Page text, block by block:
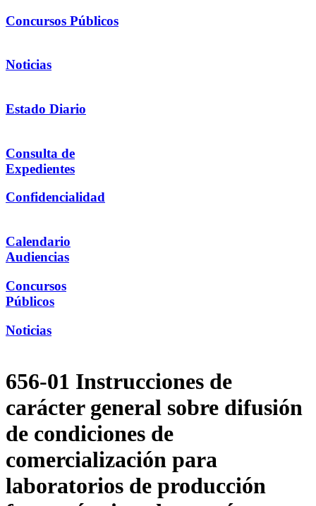
Concursos Públicos
Noticias
Estado Diario
Consulta de
Expedientes
Confidencialidad
Calendario
Audiencias
Concursos
Públicos
Noticias
656-01 Instrucciones de
carácter general sobre difusión
de condiciones de
comercialización para
laboratorios de producción